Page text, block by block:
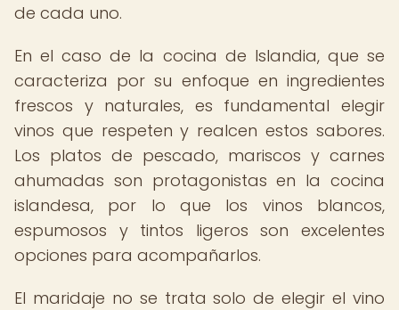
de cada uno.
En el caso de la cocina de Islandia, que se
caracteriza por su enfoque en ingredientes
frescos y naturales, es fundamental elegir
vinos que respeten y realcen estos sabores.
Los platos de pescado, mariscos y carnes
ahumadas son protagonistas en la cocina
islandesa, por lo que los vinos blancos,
espumosos y tintos ligeros son excelentes
opciones para acompañarlos.
El maridaje no se trata solo de elegir el vino